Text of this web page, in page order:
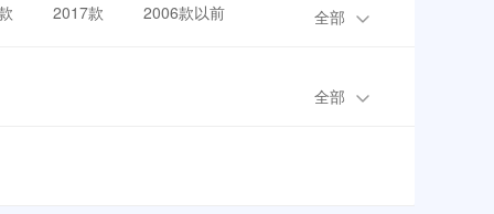
2017款 2006款以前 全部
全部